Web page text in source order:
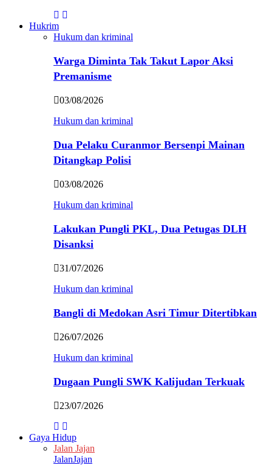
Hukrim
Hukum dan kriminal
Warga Diminta Tak Takut Lapor Aksi
Premanisme
03/08/2026
Hukum dan kriminal
Dua Pelaku Curanmor Bersenpi Mainan
Ditangkap Polisi
03/08/2026
Hukum dan kriminal
Lakukan Pungli PKL, Dua Petugas DLH
Disanksi
31/07/2026
Hukum dan kriminal
Bangli di Medokan Asri Timur Ditertibkan
26/07/2026
Hukum dan kriminal
Dugaan Pungli SWK Kalijudan Terkuak
23/07/2026
Gaya Hidup
Jalan Jajan
JalanJajan